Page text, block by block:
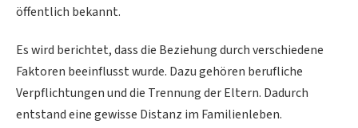
öffentlich bekannt.
Es wird berichtet, dass die Beziehung durch verschiedene
Faktoren beeinflusst wurde. Dazu gehören berufliche
Verpflichtungen und die Trennung der Eltern. Dadurch
entstand eine gewisse Distanz im Familienleben.